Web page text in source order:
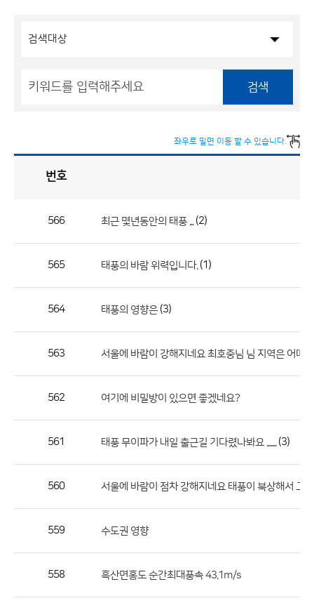
검색
좌우로 밀면 이동 할 수 있습니다.
론
호,
록
번호
566 최근 몇년동안의 태풍 ... (2)
565 태풍의 바람 위력입니다. (1)
564 태풍의 영향은 (3)
563 서울에 바람이 강해지네요 최호중님 님 지역은 어떠
562 여기에 비밀방이 있으면 좋겠네요?
561 태풍 무이파가 내일 출근길 기다렸나봐요 ....... (3)
560 서울에 바람이 점차 강해지네요 태풍이 북상해서 그
559 수도권 영향
558 흑산면홍도 순간최대풍속 43.1m/s